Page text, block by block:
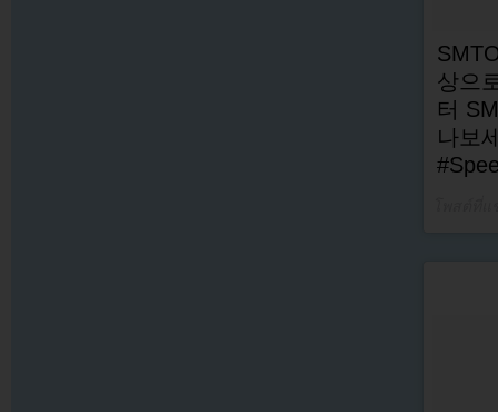
상으
터
나보